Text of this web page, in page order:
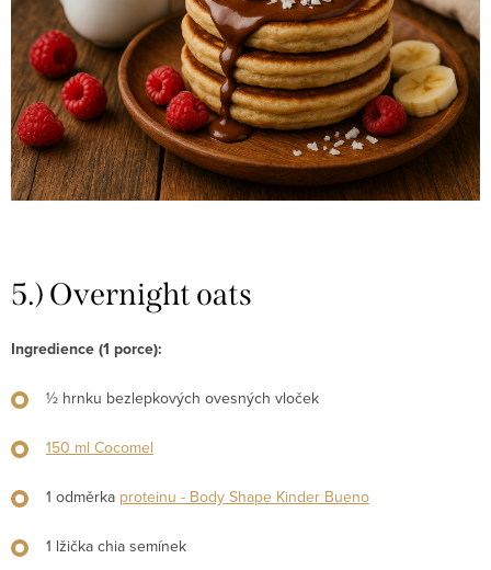
5.) Overnight oats
Ingredience (1 porce):
½ hrnku bezlepkových ovesných vloček
150 ml Cocomel
1 odměrka proteinu - Body Shape Kinder Bueno
1 lžička chia semínek